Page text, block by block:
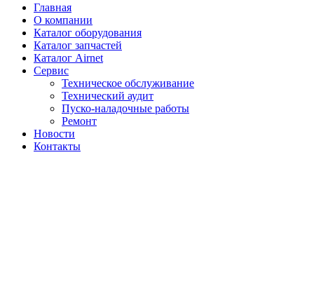
Главная
О компании
Каталог оборудования
Каталог запчастей
Каталог Airnet
Сервис
Техническое обслуживание
Технический аудит
Пуско-наладочные работы
Ремонт
Новости
Контакты